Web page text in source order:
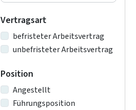
Vertragsart
befristeter Arbeitsvertrag
unbefristeter Arbeitsvertrag
Position
Angestellt
Führungsposition